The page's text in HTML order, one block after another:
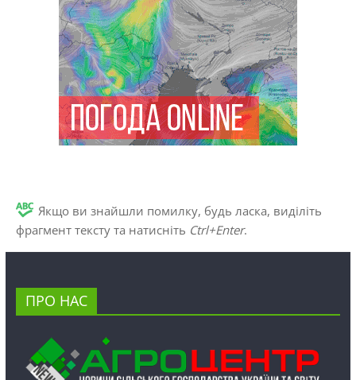
Якщо ви знайшли помилку, будь ласка, виділіть
фрагмент тексту та натисніть Ctrl+Enter.
ПРО НАС